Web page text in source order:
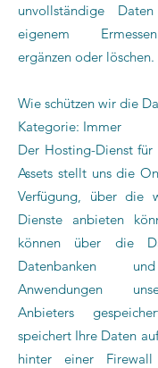
unvollständige
eigenem
ergänzen oder löschen.
Wie schützen wir die
Kategorie: Immer
Der Hosting-Dienst
Assets stellt uns die
Verfügung, über die
Dienste anbieten
können über die
Datenbanken
Anwendungen
Anbieters
speichert Ihre Daten
hinter einer